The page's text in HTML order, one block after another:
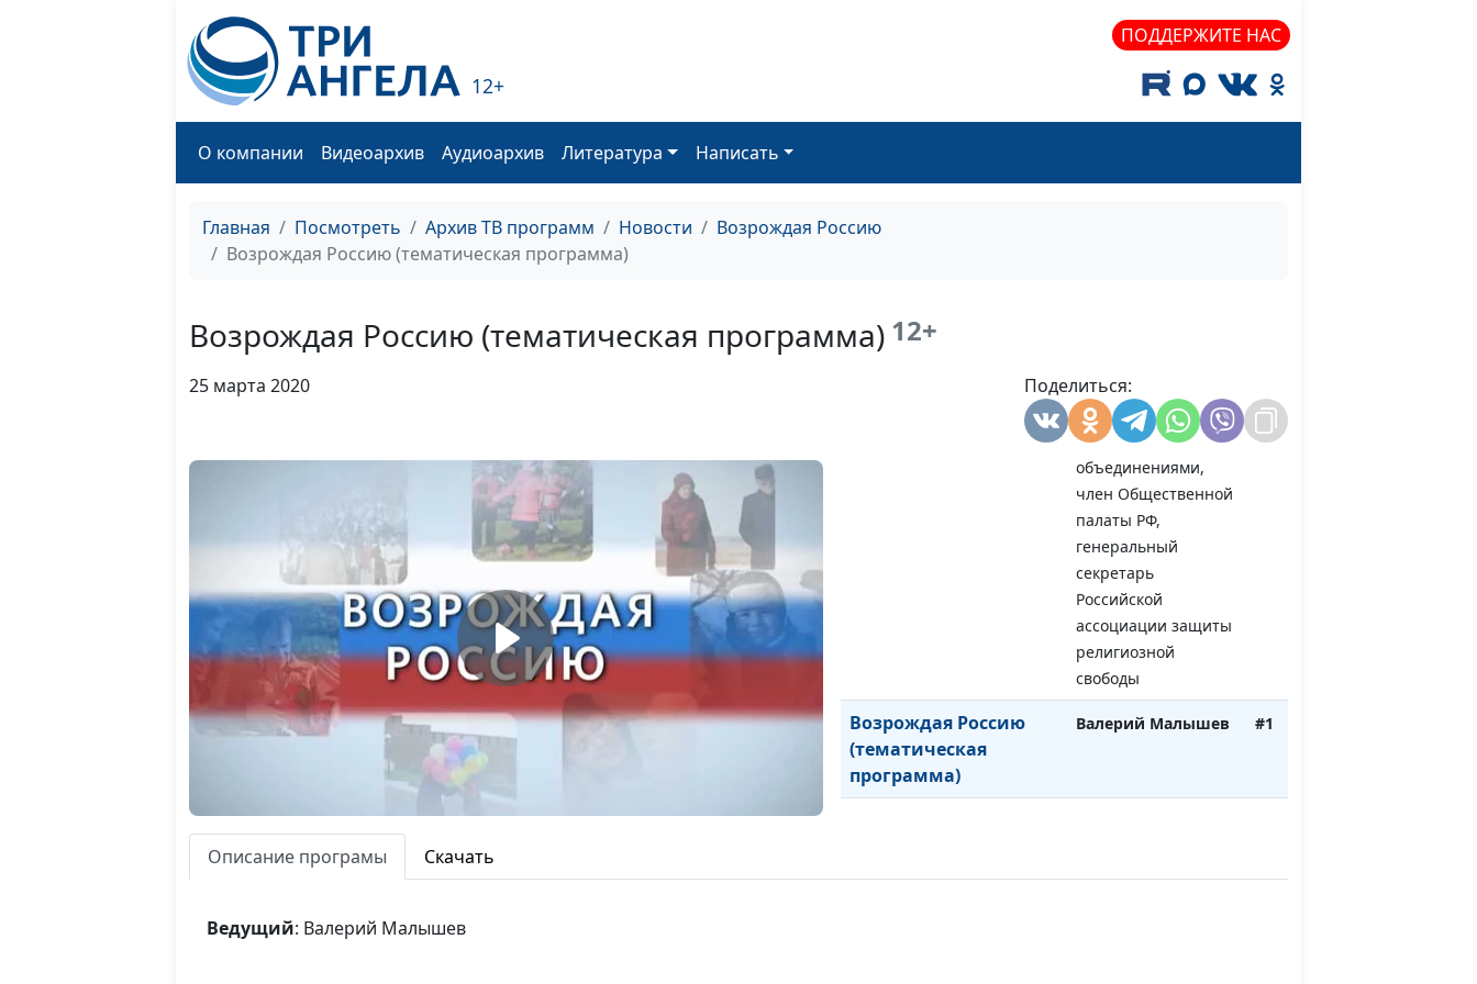
12+
ПОДДЕРЖИТЕ НАС
О компании Видеоархив Аудиоархив Литература Написать
Главная Посмотреть Архив ТВ программ Новости
Возрождая Россию
Возрождая Россию (тематическая программа)
Возрождая Россию (тематическая программа) 12+
25 марта 2020 Поделиться:
религиозными
объединениями,
член Общественной
Российской
в России и мире
Президенте РФ по
взаимодействию с
религиозными
объединениями,
член Общественной
палаты РФ,
генеральный
секретарь
Российской
ассоциации защиты
религиозной
свободы
Возрождая Россию
(тематическая
программа)
Валерий Малышев #1
Описание програмы Скачать
Ведущий: Валерий Малышев